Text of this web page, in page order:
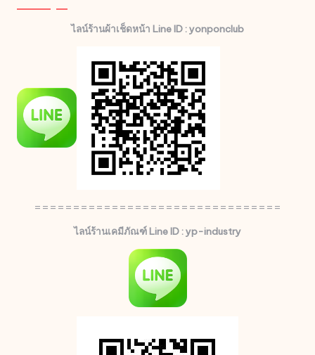
ไลน์ร้านผ้าเช็ดหน้า Line ID : yonponclub
================================
ไลน์ร้านเคมีภัณฑ์ Line ID : yp-industry